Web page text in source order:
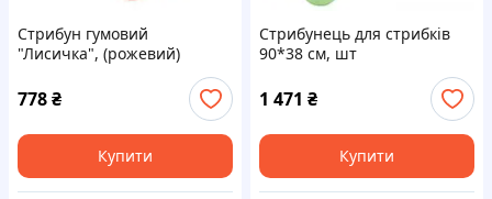
Стрибун гумовий
"Лисичка", (рожевий)
778₴
Купити
Стрибунець для стрибків
90*38 см, шт
1 471 ₴
Купити